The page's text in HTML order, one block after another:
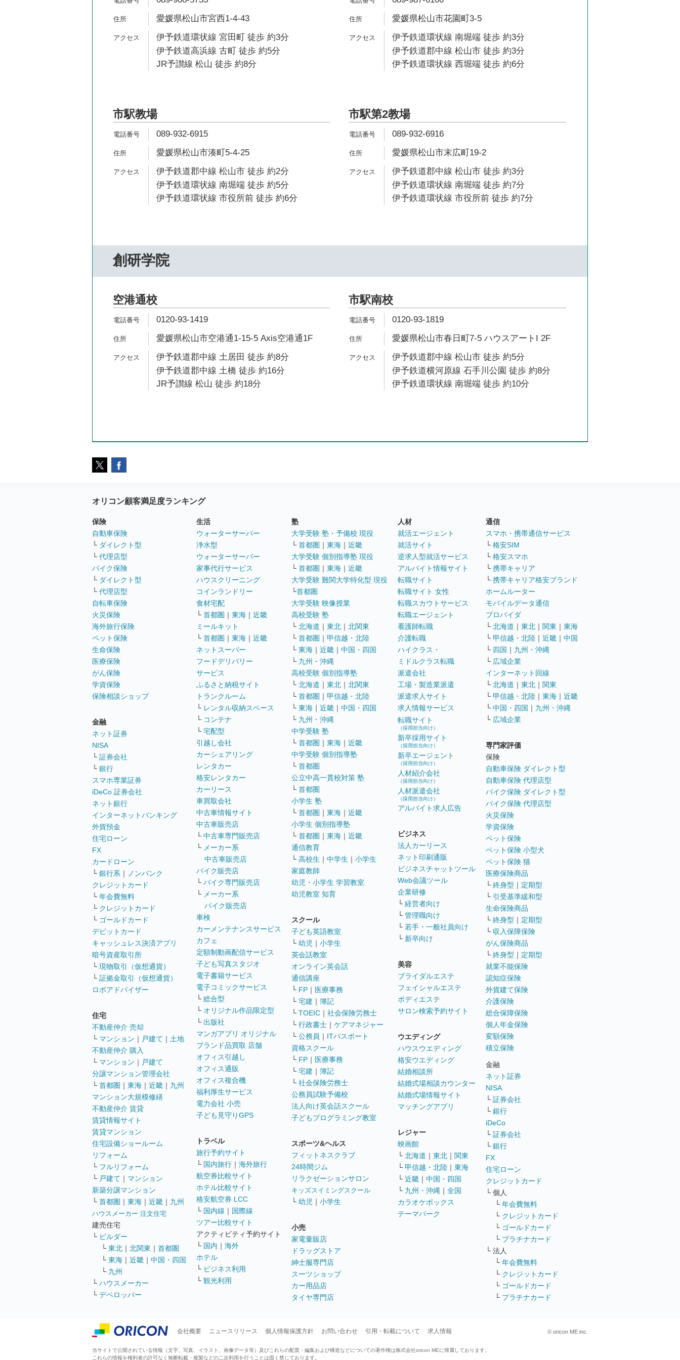
愛媛県松山市宮西1-4-43
伊予鉄道環状線 宮田町 徒歩 約3分
伊予鉄道高浜線 古町 徒歩 約5分
JR予讃線 松山 徒歩 約8分
愛媛県松山市花園町3-5
伊予鉄道環状線 南堀端 徒歩 約3分
伊予鉄道郡中線 松山市 徒歩 約3分
伊予鉄道環状線 西堀端 徒歩 約6分
市駅教場
089-932-6915
愛媛県松山市湊町5-4-25
伊予鉄道郡中線 松山市 徒歩 約2分
伊予鉄道環状線 南堀端 徒歩 約5分
伊予鉄道環状線 市役所前 徒歩 約6分
市駅第2教場
089-932-6916
愛媛県松山市末広町19-2
伊予鉄道郡中線 松山市 徒歩 約3分
伊予鉄道環状線 南堀端 徒歩 約7分
伊予鉄道環状線 市役所前 徒歩 約7分
創研学院
空港通校
0120-93-1419
愛媛県松山市空港通1-15-5 Axis空港通1F
伊予鉄道郡中線 土居田 徒歩 約8分
伊予鉄道郡中線 土橋 徒歩 約16分
JR予讃線 松山 徒歩 約18分
市駅南校
0120-93-1819
愛媛県松山市春日町7-5 ハウスアートI 2F
伊予鉄道郡中線 松山市 徒歩 約5分
伊予鉄道横河原線 石手川公園 徒歩 約8分
伊予鉄道環状線 南堀端 徒歩 約10分
オリコン顧客満足度ランキング
保険
自動車保険
└ ダイレクト型
└ 代理店型
バイク保険
└ ダイレクト型
└ 代理店型
自転車保険
火災保険
海外旅行保険
ペット保険
生命保険
医療保険
がん保険
学資保険
保険相談ショップ
金融
ネット証券
NISA
└ 証券会社
└ 銀行
スマホ専業証券
iDeCo 証券会社
ネット銀行
インターネットバンキング
外貨預金
住宅ローン
FX
カードローン
└ 銀行系 ｜
ノンバンク
クレジットカード
└ 年会費無料
└ クレジットカード
└ ゴールドカード
デビットカード
キャッシュレス決済アプリ
暗号資産取引所
└ 現物取引（仮想通貨）
└ 証拠金取引（仮想通貨）
ロボアドバイザー
住宅
不動産仲介 売却
└ マンション ｜ 戸建て ｜ 土地
不動産仲介 購入
└ マンション ｜ 戸建て
分譲マンション管理会社
└ 首都圏 ｜ 東海 ｜ 近畿 ｜ 九州
マンション大規模修繕
不動産仲介 賃貸
賃貸情報サイト
賃貸マンション
住宅設備ショールーム
リフォーム
└ フルリフォーム
└ 戸建て ｜ マンション
新築分譲マンション
└ 首都圏 ｜ 東海 ｜ 近畿 ｜ 九州
ハウスメーカー 注文住宅
建売住宅
└ ビルダー
└ 東北 ｜ 北関東 ｜ 首都圏
└ 東海 ｜ 近畿 ｜ 中国・四国
└ 九州
└ ハウスメーカー
└ デベロッパー
生活
ウォーターサーバー
浄水型
ウォーターサーバー
家事代行サービス
ハウスクリーニング
コインランドリー
食材宅配
└ 首都圏 ｜ 東海 ｜ 近畿
ミールキット
└ 首都圏 ｜ 東海 ｜ 近畿
ネットスーパー
フードデリバリー
サービス
ふるさと納税サイト
トランクルーム
└ レンタル収納スペース
└ コンテナ
└ 宅配型
引越し会社
カーシェアリング
レンタカー
格安レンタカー
カーリース
車買取会社
中古車情報サイト
中古車販売店
└ 中古車専門販売店
└ メーカー系
中古車販売店
バイク販売店
└ バイク専門販売店
└ メーカー系
バイク販売店
車検
カーメンテナンスサービス
カフェ
定額制動画配信サービス
子ども写真スタジオ
電子書籍サービス
電子コミックサービス
└ 総合型
└ オリジナル作品限定型
└ 出版社
マンガアプリ オリジナル
ブランド品買取 店舗
オフィス引越し
オフィス通販
オフィス複合機
福利厚生サービス
電力会社 小売
子ども見守りGPS
トラベル
旅行予約サイト
└ 国内旅行 ｜ 海外旅行
航空券比較サイト
ホテル比較サイト
格安航空券 LCC
└ 国内線 ｜ 国際線
ツアー比較サイト
アクティビティ予約サイト
└ 国内 ｜ 海外
ホテル
└ ビジネス利用
└ 観光利用
塾
大学受験 塾・予備校 現役
└ 首都圏 ｜ 東海 ｜ 近畿
大学受験 個別指導塾 現役
└ 首都圏 ｜ 東海 ｜ 近畿
大学受験 難関大学特化型 現役
└首都圏
大学受験 映像授業
高校受験 塾
└ 北海道 ｜ 東北 ｜ 北関東
└ 首都圏 ｜ 甲信越・北陸
└ 東海 ｜ 近畿 ｜ 中国・四国
└ 九州・沖縄
高校受験 個別指導塾
└ 北海道 ｜ 東北 ｜ 北関東
└ 首都圏 ｜ 甲信越・北陸
└ 東海 ｜ 近畿 ｜ 中国・四国
└ 九州・沖縄
中学受験 塾
└ 首都圏 ｜ 東海 ｜ 近畿
中学受験 個別指導塾
└ 首都圏
公立中高一貫校対策 塾
└ 首都圏
小学生 塾
└ 首都圏 ｜ 東海 ｜ 近畿
小学生 個別指導塾
└ 首都圏 ｜ 東海 ｜ 近畿
通信教育
└ 高校生 ｜ 中学生 ｜ 小学生
家庭教師
幼児・小学生 学習教室
幼児教室 知育
スクール
子ども英語教室
└ 幼児 ｜ 小学生
英会話教室
オンライン英会話
通信講座
└ FP ｜ 医療事務
└ 宅建 ｜ 簿記
└ TOEIC ｜ 社会保険労務士
└ 行政書士 ｜ ケアマネジャー
└ 公務員 ｜ ITパスポート
資格スクール
└ FP ｜ 医療事務
└ 宅建 ｜ 簿記
└ 社会保険労務士
公務員試験予備校
法人向け英会話スクール
子どもプログラミング教室
スポーツ&ヘルス
フィットネスクラブ
24時間ジム
リラクゼーションサロン
キッズスイミングスクール
└ 幼児 ｜ 小学生
小売
家電量販店
ドラッグストア
紳士服専門店
スーツショップ
カー用品店
タイヤ専門店
人材
就活エージェント
就活サイト
逆求人型就活サービス
アルバイト情報サイト
転職サイト
転職サイト 女性
転職スカウトサービス
転職エージェント
看護師転職
介護転職
ハイクラス・
ミドルクラス転職
派遣会社
工場・製造業派遣
派遣求人サイト
求人情報サービス
転職サイト
（採用担当向け）
新卒採用サイト
（採用担当向け）
新卒エージェント
（採用担当向け）
人材紹介会社
（採用担当向け）
人材派遣会社
（採用担当向け）
アルバイト求人広告
ビジネス
法人カーリース
ネット印刷通販
ビジネスチャットツール
Web会議ツール
企業研修
└ 経営者向け
└ 管理職向け
└ 若手・一般社員向け
└ 新卒向け
美容
ブライダルエステ
フェイシャルエステ
ボディエステ
サロン検索予約サイト
ウエディング
ハウスウエディング
格安ウエディング
結婚相談所
結婚式場相談カウンター
結婚式場情報サイト
マッチングアプリ
レジャー
映画館
└ 北海道 ｜ 東北 ｜ 関東
└ 甲信越・北陸 ｜ 東海
└ 近畿 ｜ 中国・四国
└ 九州・沖縄 ｜ 全国
カラオケボックス
テーマパーク
通信
スマホ・携帯通信サービス
└ 格安SIM
└ 格安スマホ
└ 携帯キャリア
└ 携帯キャリア格安ブランド
ホームルーター
モバイルデータ通信
プロバイダ
└ 北海道 ｜ 東北 ｜ 関東 ｜ 東海
└ 甲信越・北陸 ｜ 近畿 ｜ 中国
└ 四国 ｜ 九州・沖縄
└ 広域企業
インターネット回線
└ 北海道 ｜ 東北 ｜ 関東
└ 甲信越・北陸 ｜ 東海 ｜ 近畿
└ 中国・四国 ｜ 九州・沖縄
└ 広域企業
専門家評価
保険
自動車保険 ダイレクト型
自動車保険 代理店型
バイク保険 ダイレクト型
バイク保険 代理店型
火災保険
学資保険
ペット保険
ペット保険 小型犬
ペット保険 猫
医療保険商品
└ 終身型 ｜ 定期型
└ 引受基準緩和型
生命保険商品
└ 終身型 ｜ 定期型
└ 収入保障保険
がん保険商品
└ 終身型 ｜ 定期型
就業不能保険
認知症保険
外貨建て保険
介護保険
総合保障保険
個人年金保険
変額保険
積立保険
金融
ネット証券
NISA
└ 証券会社
└ 銀行
iDeCo
└ 証券会社
└ 銀行
FX
住宅ローン
クレジットカード
└ 個人
└ 年会費無料
└ クレジットカード
└ ゴールドカード
└ プラチナカード
└ 法人
└ 年会費無料
└ クレジットカード
└ ゴールドカード
└ プラチナカード
会社概要 ニュースリリース 個人情報保護方針 お問い合わせ 引用・転載について 求人情報 © oricon ME inc.
当サイトで公開されている情報（文字、写真、イラスト、画像データ等）及びこれらの配置・編集および構造などについての著作権は株式会社oricon MEに帰属しております。
これらの情報を権利者の許可なく無断転載・複製などの二次利用を行うことは固く禁じております。